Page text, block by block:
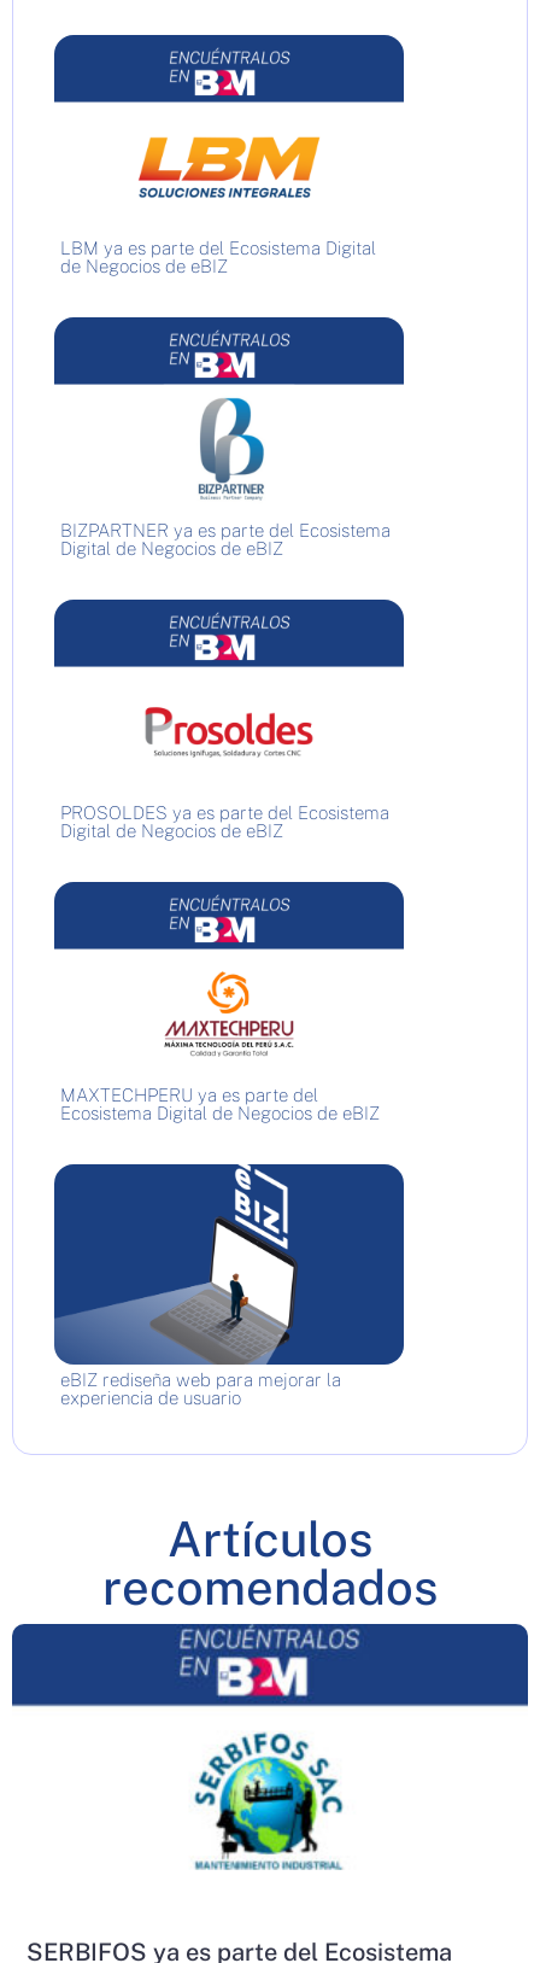
LBM ya es parte del Ecosistema Digital
de Negocios de eBIZ
BIZPARTNER ya es parte del Ecosistema
Digital de Negocios de eBIZ
PROSOLDES ya es parte del Ecosistema
Digital de Negocios de eBIZ
MAXTECHPERU ya es parte del
Ecosistema Digital de Negocios de eBIZ
eBIZ rediseña web para mejorar la
experiencia de usuario
Artículos
recomendados
SERBIFOS ya es parte del Ecosistema